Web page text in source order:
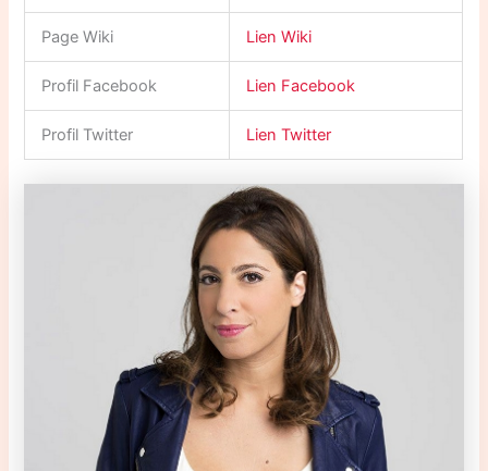
Page Wiki Lien Wiki
Profil Facebook Lien Facebook
Profil Twitter Lien Twitter